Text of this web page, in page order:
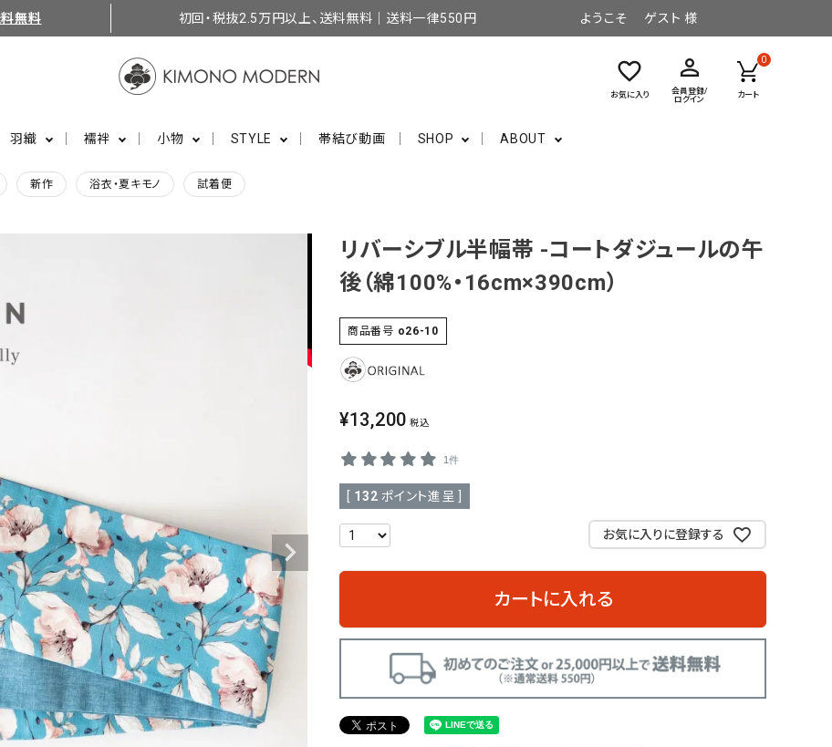
無料 初回・税抜2.5万円以上、送料無料｜送料一律550円 ようこそ ゲスト 様
favorite_border
お気に入り
perm_identity
会員登録/
ログイン
0
カート
羽織 襦袢 小物 STYLE 帯結び動画 SHOP ABOUT
新作 浴衣・夏キモノ 試着便
リバーシブル半幅帯 -コートダジュールの午
後（綿100%・16cm×390cm）
商品番号 o26-10
¥13,200 税込
1件
132 ポイント進呈 ]
お気に入りに登録する
カートに入れる